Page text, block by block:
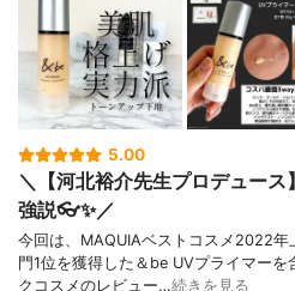
5.00
＼【河北裕介先生プロデュー
強説👓✨／
今回は、MAQUIAベストコスメ2022
門1位を獲得した＆be UVプライマー
クコスメのレビュー…続きを見る